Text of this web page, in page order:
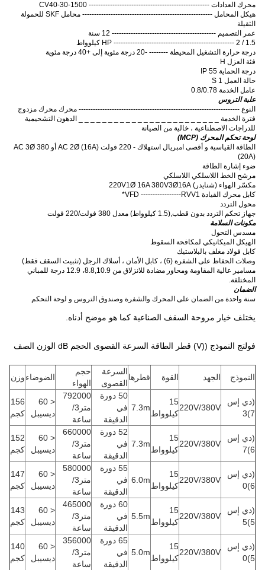
محرك العدادات --------------------------------------------------- CV40-30-1500
هيكل المحامل ------------------------------------------------------- محامل SKF للحمولة
الثقيلة
عمر التصميم -------------------------------------------- 12 سنة
HP --------------------------------------------------- 2 / 1.5 كيلوواط
درجة حرارة التشغيل المحيطة -------- -20 درجة مئوية إلى +40 درجة مئوية
فئة العزل H
درجة الحماية IP 55
حالة العمل S 1
عامل الخدمة 0.8/0.78
علبة التروس
النوع -------------------------------------------------------------------- محرك محرك مزدوج
فترة الخدمة _ _ _ _ _ _ _ _ _ _ _ _ _ _ _ _ _ _ _ _ _ _ _ _ الدهون التشحيمية
للدراجات الاصطناعية ، خالية من الصيانة
لوحة تحكم المحرك (MCP)
الطاقة القياسية و أقصى امبريال استهلاك - 220 فولت AC 2Ø (16A) أو 380 AC 3Ø
(20A)
ضوء إشارة الطاقة
مرشح الخط اللاسلكي اللاسلكي
مكسّر الهواء (شنايدر) 220V1Ø 16A 380V3Ø16A
كابل محرك القيادة VFD -----------------RVV1*
محول التردد
جهاز تحكم التردد بدون قطب,(1.5 كيلوواط) معدل 380 فولت/220 فولت
مكونات السلامة
مسدس التحول
الهيكل الميكانيكي لمكافحة السقوط
كابل فولاذ مغلف بالبلاستيك
وصلات الحفاظ على الشفرة (6) ، كابل الأمان ، أسلاك الرجل (تثبيت السقف فقط)
مسامير عالية المقاومة ومحاور مضادة للانزلاق من 8.8,10.9، 12.9 درجة للمباني
المختلفة.
الضمان
سنة واحدة من الضمان على المحرك والشفرة وصندوق التروس و لوحة التحكم
يختلف خيار مروحة السقف الصناعية كما هو موضح أدناه.
فولتج النموذج ((V) قطر الطاقة السرعة القصوى الحجم dB الوزن الصف
النموذج الجهد القوة قطرها
السرعة
القصوى
حجم
الهواء
الضوضاءوزن
(دي إس
7)3
220V/380V
15
كيلوواط
7.3m
50 دورة
في
الدقيقة
792000
متر3/
ساعة
< 60
ديسيبل
156
كجم
(دي إس
6)7
220V/380V
15
كيلوواط
7.3m
52 دورة
في
الدقيقة
660000
متر3/
ساعة
< 60
ديسيبل
152
كجم
(دي إس
6)0
220V/380V
15
كيلوواط
6.0m
55 دورة
في
الدقيقة
580000
متر3/
ساعة
< 60
ديسيبل
147
كجم
(دي إس
5)5
220V/380V
15
كيلوواط
5.5m
60 دورة
في
الدقيقة
465000
متر3/
ساعة
< 60
ديسيبل
143
كجم
(دي إس
5)0
220V/380V
15
كيلوواط
5.0m
65 دورة
في
الدقيقة
356000
متر3/
ساعة
< 60
ديسيبل
140
كجم